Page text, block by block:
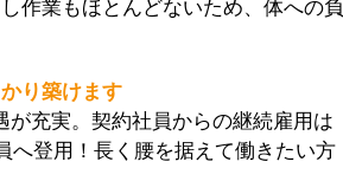
作業もほとんどないため、体への負
り築けます
が充実。契約社員からの継続雇用は
へ登用！長く腰を据えて働きたい方